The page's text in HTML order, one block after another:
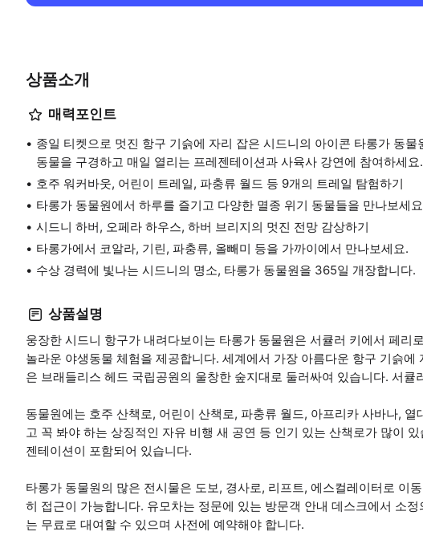
상품소개
매력포인트
종일 티켓으로 멋진 항구 기슭에 자리 잡은 시드니의 아이콘 타롱가 동
동물을 구경하고 매일 열리는 프레젠테이션과 사육사 강연에 참여하세요.
호주 워커바웃, 어린이 트레일, 파충류 월드 등 9개의 트레일 탐험하기
타롱가 동물원에서 하루를 즐기고 다양한 멸종 위기 동물들을 만나보세
시드니 하버, 오페라 하우스, 하버 브리지의 멋진 전망 감상하기
타롱가에서 코알라, 기린, 파충류, 올빼미 등을 가까이에서 만나보세요.
수상 경력에 빛나는 시드니의 명소, 타롱가 동물원을 365일 개장합니다.
상품설명
웅장한 시드니 항구가 내려다보이는 타롱가 동물원은 서큘러 키에서 페리
놀라운 야생동물 체험을 제공합니다. 세계에서 가장 아름다운 항구 기슭
은 브래들리스 헤드 국립공원의 울창한 숲지대로 둘러싸여 있습니다. 서
동물원에는 호주 산책로, 어린이 산책로, 파충류 월드, 아프리카 사바나,
고 꼭 봐야 하는 상징적인 자유 비행 새 공연 등 인기 있는 산책로가 많이
젠테이션이 포함되어 있습니다.
타롱가 동물원의 많은 전시물은 도보, 경사로, 리프트, 에스컬레이터로 이
히 접근이 가능합니다. 유모차는 정문에 있는 방문객 안내 데스크에서 소
는 무료로 대여할 수 있으며 사전에 예약해야 합니다.